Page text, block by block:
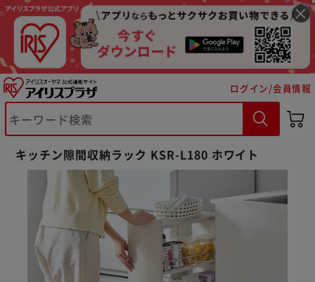
ログイン/会員情報
キッチン隙間収納ラック KSR-L180 ホワイト
※ご確認ください
カートに入れる